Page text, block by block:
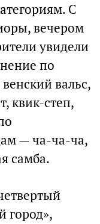
С
вечером
увидели
по
вальс,
квик-степ,
— ча-ча-ча,
самба.
город»,